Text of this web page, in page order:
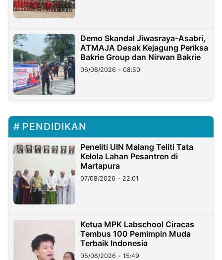
Demo Skandal Jiwasraya-Asabri,
ATMAJA Desak Kejagung Periksa
Bakrie Group dan Nirwan Bakrie
06/08/2026 - 08:50
PENDIDIKAN
Peneliti UIN Malang Teliti Tata
Kelola Lahan Pesantren di
Martapura
07/08/2026 - 22:01
Ketua MPK Labschool Ciracas
Tembus 100 Pemimpin Muda
Terbaik Indonesia
05/08/2026 - 15:49